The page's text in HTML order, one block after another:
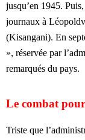
jusqu’en 1945.
journaux à
(Kisangani). En
», réservée par
remarqués du pays.
Le combat
Triste que